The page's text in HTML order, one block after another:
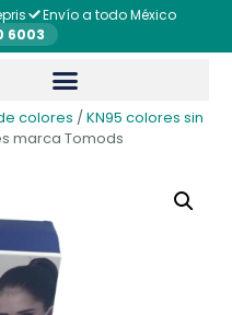
Envío a todo México
6003
colores /KN95 colores sin
marca Tomods